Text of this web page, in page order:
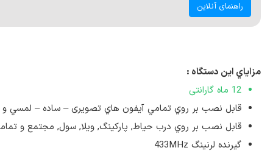
راهنمای آنلاین
مزاياي اين دستگاه :
12 ماه گارانتی
قابل نصب بر روي تمامي آيفون هاي تصويری – ساده – لمسي
قابل نصب بر روي درب حیاط, پارکینگ, ویلا, سول, مجتمع و
گیرنده لرنینگ 433MHz